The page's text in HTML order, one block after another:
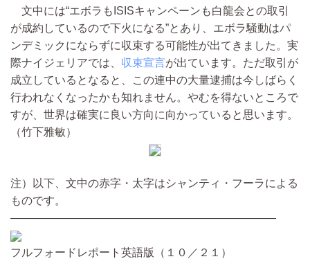
文中には“エボラもISISキャンペーンも白龍会との取引
が成約しているので下火になる”とあり、エボラ騒動はパ
ンデミックにならずに収束する可能性が出てきました。実
際ナイジェリアでは、 収束宣言が出ています。ただ取引が
成立しているとなると、この連中の大量逮捕は今しばらく
行われなくなったかも知れません。やむを得ないところで
すが、世界は確実に良い方向に向かっていると思います。
（竹下雅敏）
注）以下、文中の赤字・太字はシャンティ・フーラによる
ものです。
――――――――――――――――――――――――
フルフォードレポート英語版（１０／２１）